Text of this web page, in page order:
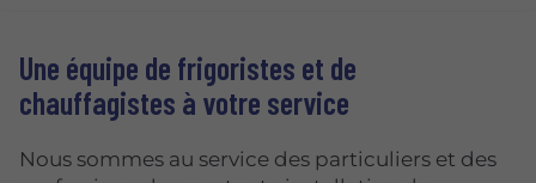
Une équipe de frigoristes et de
chauffagistes à votre service
Nous sommes au service des particuliers et des